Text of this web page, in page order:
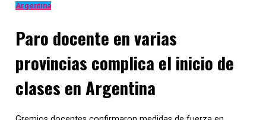
Argentina
Paro docente en varias
provincias complica el inicio de
clases en Argentina